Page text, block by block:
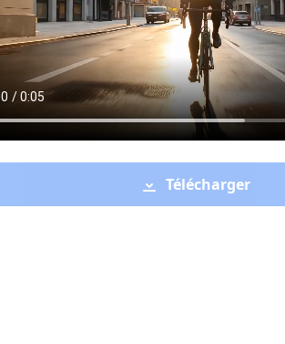
Télécharger